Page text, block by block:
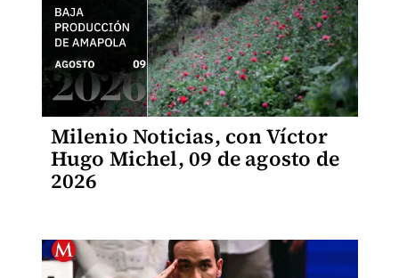
Milenio Noticias, con Víctor
Hugo Michel, 09 de agosto de
2026